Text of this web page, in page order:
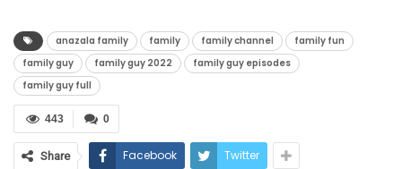
anazala family family family channel
family fun
family guy
family guy 2022
family guy episodes
family guy full
0
443
Share Facebook Twitter